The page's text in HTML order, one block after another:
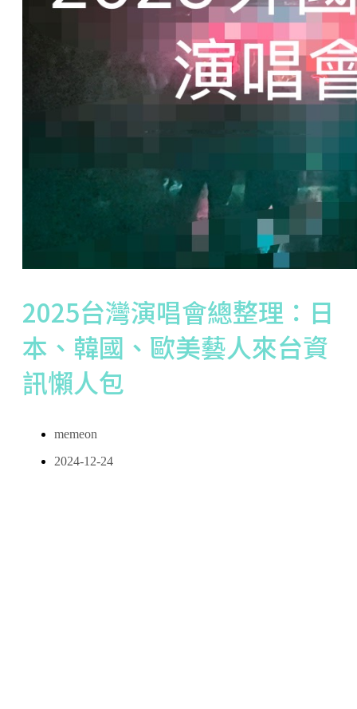
2025台灣演唱會總整理：日
本、韓國、歐美藝人來台資
訊懶人包
memeon
2024-12-24